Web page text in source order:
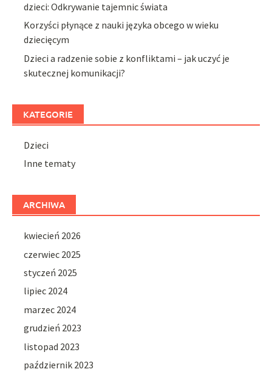
dzieci: Odkrywanie tajemnic świata
Korzyści płynące z nauki języka obcego w wieku
dziecięcym
Dzieci a radzenie sobie z konfliktami – jak uczyć je
skutecznej komunikacji?
KATEGORIE
Dzieci
Inne tematy
ARCHIWA
kwiecień 2026
czerwiec 2025
styczeń 2025
lipiec 2024
marzec 2024
grudzień 2023
listopad 2023
październik 2023